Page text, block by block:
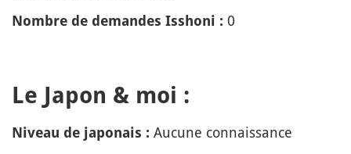
Nombre de demandes Isshoni : 0
Le Japon & moi :
Niveau de japonais : Aucune connaissance